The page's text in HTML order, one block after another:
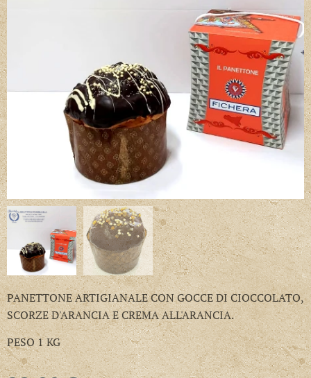
PANETTONE ARTIGIANALE CON GOCCE DI CIOCCOLATO,
SCORZE D'ARANCIA E CREMA ALL'ARANCIA.
PESO 1 KG